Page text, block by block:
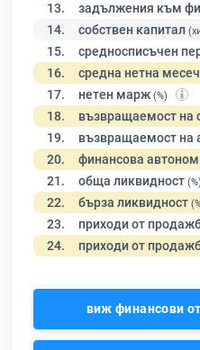
13. задължения към
14. собствен капитал
15. средносписъчен
16. средна нетна
17. нетен марж (%)
18. възвращаемост на
19. възвращаемост на
20. финансова
21. обща ликвидност (%)
22. бърза ликвидност
23. приходи от
24. приходи от
виж финансови